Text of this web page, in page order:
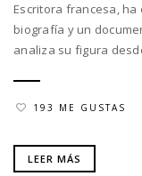
Escritora francesa,
biografía y un
analiza su figura
193 ME GUSTAS
LEER MÁS